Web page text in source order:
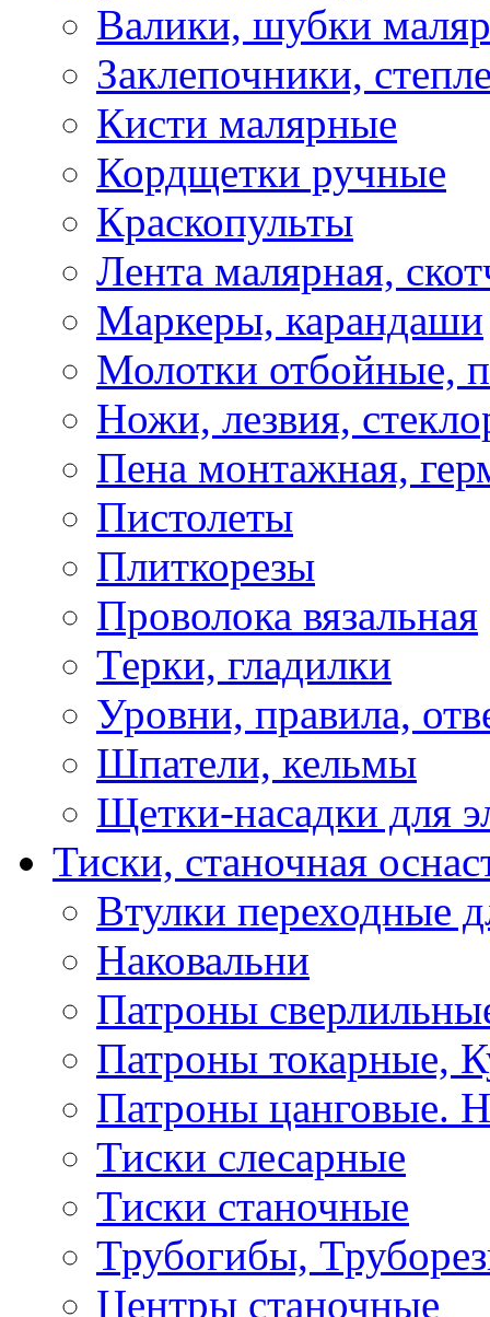
Валики, шубки
Заклепочники,
Кисти малярные
Кордщетки ручные
Краскопульты
Лента малярная,
Маркеры, карандаши
Молотки отбойные,
Ножи, лезвия,
Пена монтажная,
Пистолеты
Плиткорезы
Проволока вязальная
Терки, гладилки
Уровни, правила,
Шпатели, кельмы
Щетки-насадки для
Тиски, станочная
Втулки переходные
Наковальни
Патроны
Патроны токарные,
Патроны цанговые.
Тиски слесарные
Тиски станочные
Трубогибы,
Центры станочные